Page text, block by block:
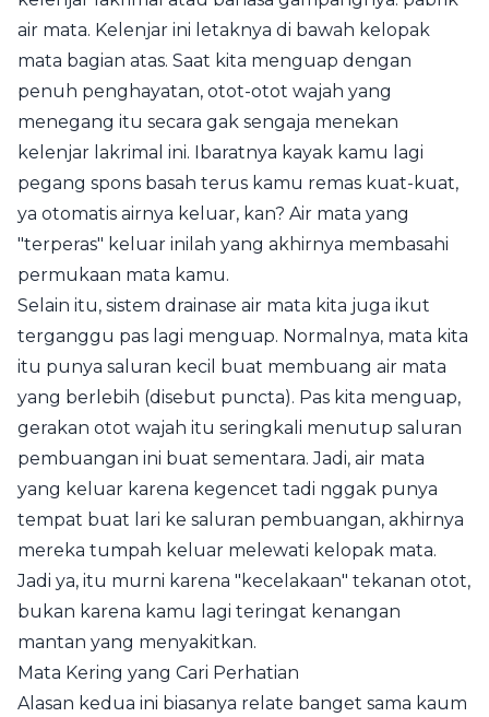
air mata. Kelenjar ini letaknya di bawah kelopak
mata bagian atas. Saat kita menguap dengan
penuh penghayatan, otot-otot wajah yang
menegang itu secara gak sengaja menekan
kelenjar lakrimal ini. Ibaratnya kayak kamu lagi
pegang spons basah terus kamu remas kuat-kuat,
ya otomatis airnya keluar, kan? Air mata yang
"terperas" keluar inilah yang akhirnya membasahi
permukaan mata kamu.
Selain itu, sistem drainase air mata kita juga ikut
terganggu pas lagi menguap. Normalnya, mata kita
itu punya saluran kecil buat membuang air mata
yang berlebih (disebut puncta). Pas kita menguap,
gerakan otot wajah itu seringkali menutup saluran
pembuangan ini buat sementara. Jadi, air mata
yang keluar karena kegencet tadi nggak punya
tempat buat lari ke saluran pembuangan, akhirnya
mereka tumpah keluar melewati kelopak mata.
Jadi ya, itu murni karena "kecelakaan" tekanan otot,
bukan karena kamu lagi teringat kenangan
mantan yang menyakitkan.
Mata Kering yang Cari Perhatian
Alasan kedua ini biasanya relate banget sama kaum